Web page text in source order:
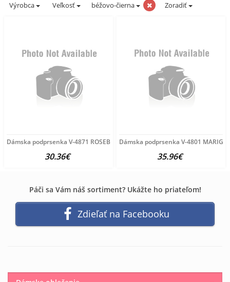
Výrobca Veľkosť béžovo-čierna Zoradiť
Dámska podprsenka V-4871 ROSEBUD
30.36€
Dámska podprsenka V-4801
35.96€
Páči sa Vám náš sortiment? Ukážte ho priateľom!
Zdieľať na Facebooku